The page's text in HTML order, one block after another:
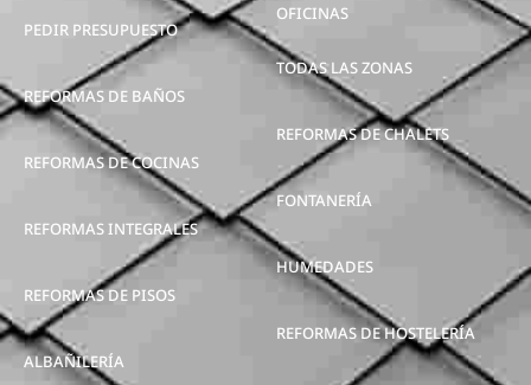
PEDIR PRESUPUESTO
REFORMAS DE BAÑOS
REFORMAS DE COCINAS
REFORMAS INTEGRALES
REFORMAS DE PISOS
ALBAÑILERÍA
OFICINAS
TODAS LAS ZONAS
REFORMAS DE CHALETS
FONTANERÍA
HUMEDADES
REFORMAS DE HOSTELERÍA